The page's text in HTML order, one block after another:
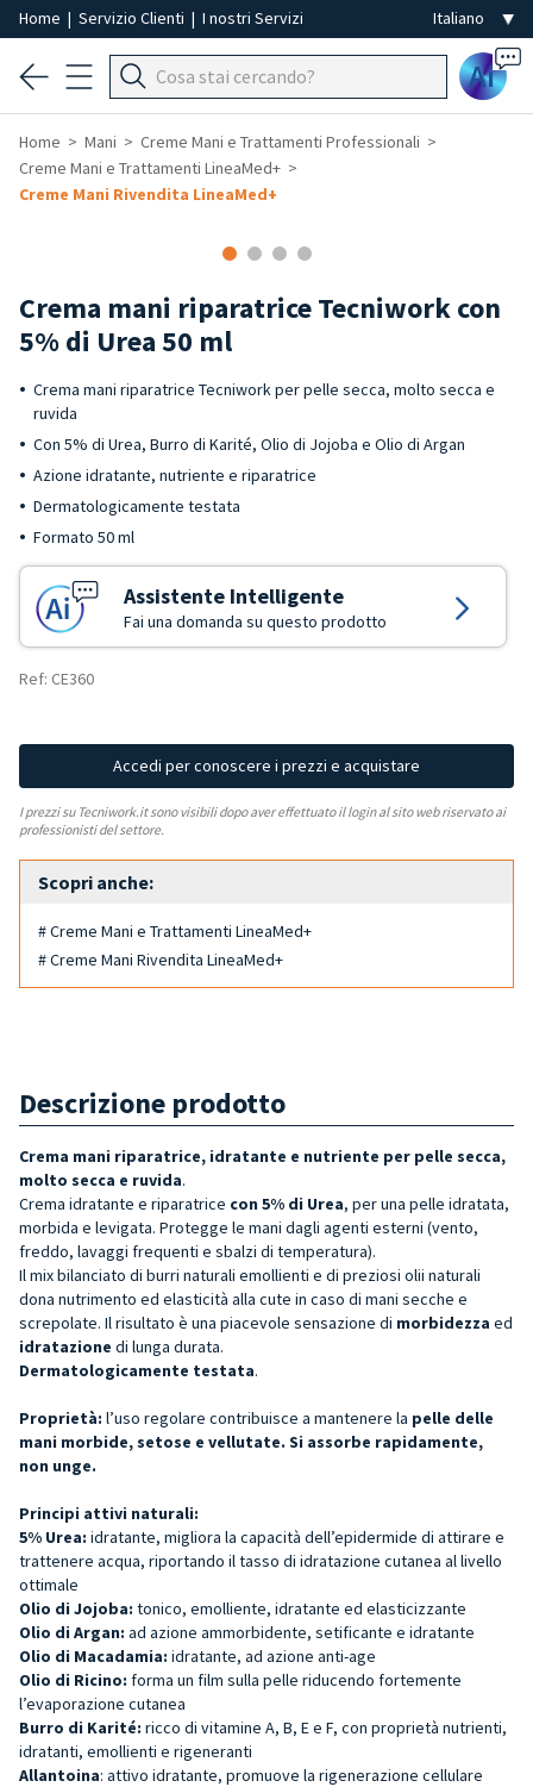
Home | Servizio Clienti | I nostri Servizi
Ai
Home Mani
Creme Mani e Trattamenti Professionali
Creme Mani e Trattamenti LineaMed+
Creme Mani Rivendita LineaMed+
Crema mani riparatrice Tecniwork con
5% di Urea 50 ml
Crema mani riparatrice Tecniwork per pelle secca, molto secca e
ruvida
Con 5% di Urea, Burro di Karité, Olio di Jojoba e Olio di Argan
Azione idratante, nutriente e riparatrice
Dermatologicamente testata
Formato 50 ml
Assistente Intelligente
Fai una domanda su questo prodotto
Ref: CE360
Accedi per conoscere i prezzi e acquistare
I prezzi su Tecniwork.it sono visibili dopo aver effettuato il login al sito web riservato ai
professionisti del settore.
Scopri anche:
# Creme Mani e Trattamenti LineaMed+
# Creme Mani Rivendita LineaMed+
Descrizione prodotto
Crema mani riparatrice, idratante e nutriente per pelle secca,
molto secca e ruvida.
Crema idratante e riparatrice con 5% di Urea, per una pelle idratata,
morbida e levigata. Protegge le mani dagli agenti esterni (vento,
freddo, lavaggi frequenti e sbalzi di temperatura).
Il mix bilanciato di burri naturali emollienti e di preziosi olii naturali
dona nutrimento ed elasticità alla cute in caso di mani secche e
screpolate. Il risultato è una piacevole sensazione di morbidezza ed
idratazione di lunga durata.
Dermatologicamente testata.
Proprietà: l’uso regolare contribuisce a mantenere la pelle delle
mani morbide, setose e vellutate. Si assorbe rapidamente,
non unge.
Principi attivi naturali:
5% Urea: idratante, migliora la capacità dell’epidermide di attirare e
trattenere acqua, riportando il tasso di idratazione cutanea al livello
ottimale
Olio di Jojoba: tonico, emolliente, idratante ed elasticizzante
Olio di Argan: ad azione ammorbidente, setificante e idratante
Olio di Macadamia: idratante, ad azione anti-age
Olio di Ricino: forma un film sulla pelle riducendo fortemente
l’evaporazione cutanea
Burro di Karité: ricco di vitamine A, B, E e F, con proprietà nutrienti,
idratanti, emollienti e rigeneranti
Allantoina: attivo idratante, promuove la rigenerazione cellulare